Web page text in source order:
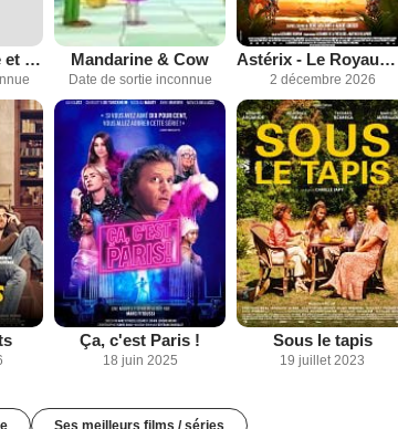
Molière pour rire et pour pleurer Mandarine & Cow
Date de sortie inconnue
Astérix - Le Royaume de Nubie
2 décembre 2026
Ça, c'est Paris !
18 juin 2025
Sous le tapis
19 juillet 2023